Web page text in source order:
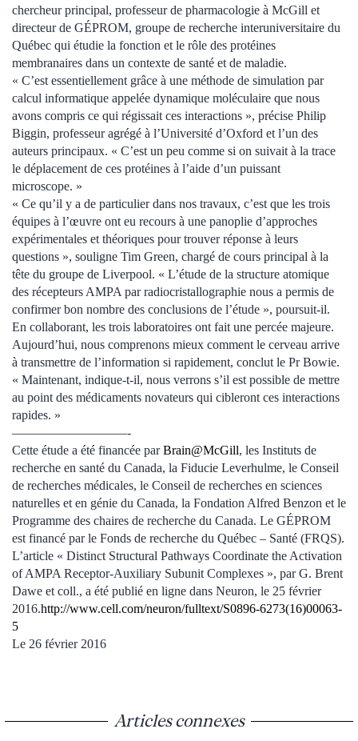
chercheur principal, professeur de pharmacologie à McGill et
directeur de GÉPROM, groupe de recherche interuniversitaire du
Québec qui étudie la fonction et le rôle des protéines
membranaires dans un contexte de santé et de maladie.
« C’est essentiellement grâce à une méthode de simulation par
calcul informatique appelée dynamique moléculaire que nous
avons compris ce qui régissait ces interactions », précise Philip
Biggin, professeur agrégé à l’Université d’Oxford et l’un des
auteurs principaux. « C’est un peu comme si on suivait à la trace
le déplacement de ces protéines à l’aide d’un puissant
microscope. »
« Ce qu’il y a de particulier dans nos travaux, c’est que les trois
équipes à l’œuvre ont eu recours à une panoplie d’approches
expérimentales et théoriques pour trouver réponse à leurs
questions », souligne Tim Green, chargé de cours principal à la
tête du groupe de Liverpool. « L’étude de la structure atomique
des récepteurs AMPA par radiocristallographie nous a permis de
confirmer bon nombre des conclusions de l’étude », poursuit-il.
En collaborant, les trois laboratoires ont fait une percée majeure.
Aujourd’hui, nous comprenons mieux comment le cerveau arrive
à transmettre de l’information si rapidement, conclut le Pr Bowie.
« Maintenant, indique-t-il, nous verrons s’il est possible de mettre
au point des médicaments novateurs qui cibleront ces interactions
rapides. »
—————————-
Cette étude a été financée parBrain@McGill, les Instituts de
recherche en santé du Canada, la Fiducie Leverhulme, le Conseil
de recherches médicales, le Conseil de recherches en sciences
naturelles et en génie du Canada, la Fondation Alfred Benzon et le
Programme des chaires de recherche du Canada. Le GÉPROM
est financé par le Fonds de recherche du Québec – Santé (FRQS).
L’article « Distinct Structural Pathways Coordinate the Activation
of AMPA Receptor-Auxiliary Subunit Complexes », par G. Brent
Dawe et coll., a été publié en ligne dans Neuron, le 25 février
2016.http://www.cell.com/neuron/fulltext/S0896-6273(16)00063-
5
Le 26 février 2016
Articles connexes